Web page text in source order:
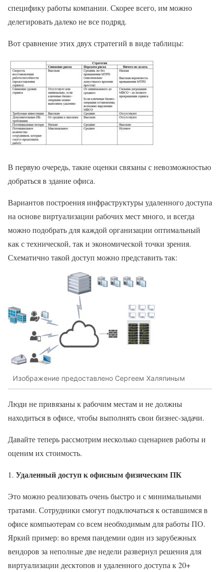
специфику работы компании. Скорее всего, им можно
делегировать далеко не все подряд.
Вот сравнение этих двух стратегий в виде таблицы:
В первую очередь, такие оценки связаны с невозможностью
добраться в здание офиса.
Вариантов построения инфраструктуры удаленного доступа
на основе виртуализации рабочих мест много, и всегда
можно подобрать для каждой организации оптимальный
как с технической, так и экономической точки зрения.
Схематично такой доступ можно представить так:
Изображение предоставлено Сергеем Халяпиным
Люди не привязаны к рабочим местам и не должны
находиться в офисе, чтобы выполнять свои бизнес-задачи.
Давайте теперь рассмотрим несколько сценариев работы и
оценим их стоимость.
Удаленный доступ к офисным физическим ПК
Это можно реализовать очень быстро и с минимальными
тратами. Сотрудники смогут подключаться к оставшимся в
офисе компьютерам со всем необходимым для работы ПО.
Яркий пример: во время пандемии один из зарубежных
вендоров за неполные две недели развернул решения для
виртуализации десктопов и удаленного доступа к 20+